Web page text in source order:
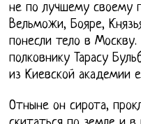
не по лучшему своему
Вельможи, Бояре,
понесли тело в
полковнику Тарасу
из Киевской академии
Отныне он сирота,